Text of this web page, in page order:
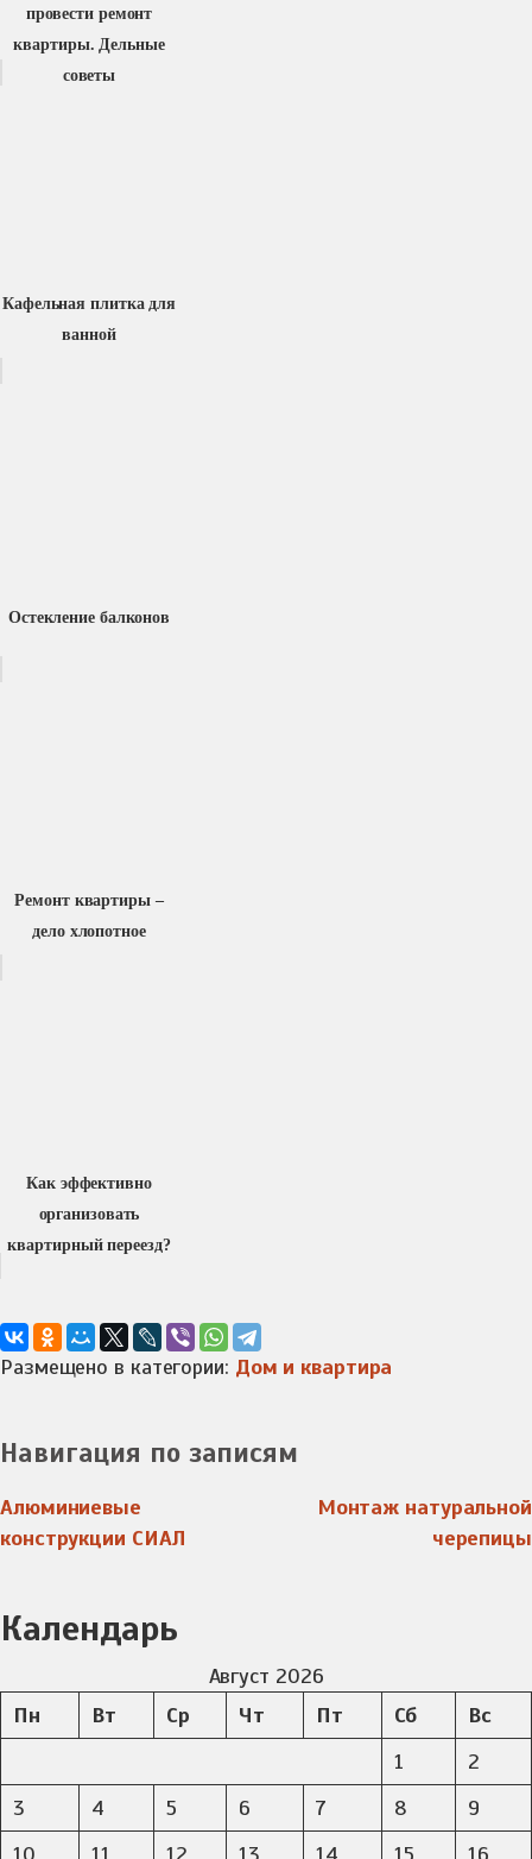
провести ремонт
квартиры. Дельные
советы
Кафельная плитка для
ванной
Остекление балконов
Ремонт квартиры –
дело хлопотное
Как эффективно
организовать
квартирный переезд?
Размещено в категории: Дом и квартира
Навигация по записям
Алюминиевые
конструкции СИАЛ
Монтаж натуральной
черепицы
Календарь
Август 2026
Пн
Вт Ср Чт Пт Сб
Вс
1
2
3
4 5 6 7 8
9